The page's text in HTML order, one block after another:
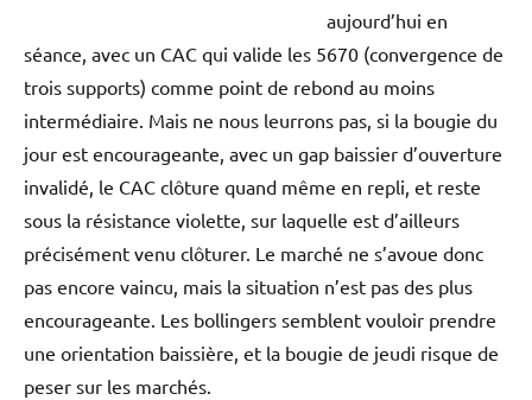
aujourd’hui en
séance, avec un CAC qui valide les 5670 (convergence de
trois supports) comme point de rebond au moins
intermédiaire. Mais ne nous leurrons pas, si la bougie du
jour est encourageante, avec un gap baissier d’ouverture
invalidé, le CAC clôture quand même en repli, et reste
sous la résistance violette, sur laquelle est d’ailleurs
précisément venu clôturer. Le marché ne s’avoue donc
pas encore vaincu, mais la situation n’est pas des plus
encourageante. Les bollingers semblent vouloir prendre
une orientation baissière, et la bougie de jeudi risque de
peser sur les marchés.